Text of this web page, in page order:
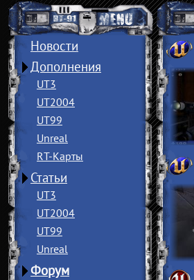
Новости
Дополнения
UT3
UT2004
UT99
Unreal
RT-Карты
Статьи
UT3
UT2004
UT99
Unreal
Форум